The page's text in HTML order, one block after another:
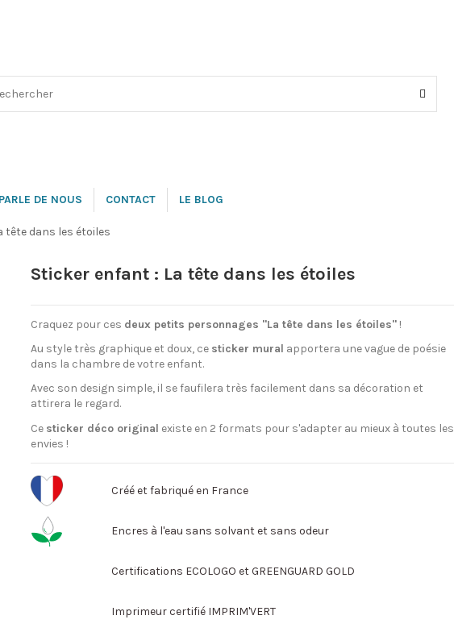
DE NOUS CONTACT LE BLOG
tête dans les étoiles
Sticker enfant : La tête dans les étoiles
Craquez pour ces deux petits personnages "La tête dans les étoiles"!
Au style très graphique et doux, ce sticker mural apportera une vague de poésie
dans la chambre de votre enfant.
Avec son design simple, il se faufilera très facilement dans sa décoration et
attirera le regard.
Ce sticker déco original existe en 2 formats pour s'adapter au mieux à toutes les
envies !
Créé et fabriqué en France
Encres à l'eau sans solvant et sans odeur
Certifications ECOLOGO et GREENGUARD GOLD
Imprimeur certifié IMPRIM'VERT